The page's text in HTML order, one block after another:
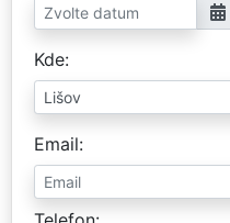
Kde
Email